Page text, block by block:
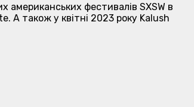
фестивалів SXSW в
А також у квітні 2023 року Kalush